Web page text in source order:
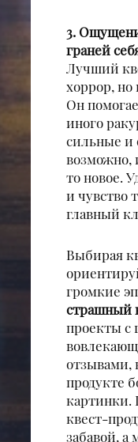
3.
граней
Лучший
хоррор,
Он
иного
сильные и
возможно,
то новое.
и чувство
главный
Выбирая
громкие
страшный
проекты с
отзывами,
продукте
картинки.
квест-
забавой,